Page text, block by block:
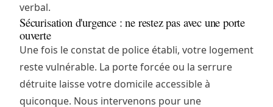
verbal.
Sécurisation d'urgence : ne restez pas avec une porte
ouverte
Une fois le constat de police établi, votre logement
reste vulnérable. La porte forcée ou la serrure
détruite laisse votre domicile accessible à
quiconque. Nous intervenons pour une